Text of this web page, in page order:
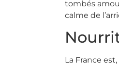
tombés
calme de
La France